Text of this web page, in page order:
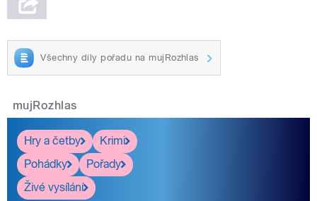
Všechny díly pořadu na mujRozhlas
mujRozhlas
Hry a četby
Krimi
Pohádky
Pořady
Živé vysílání